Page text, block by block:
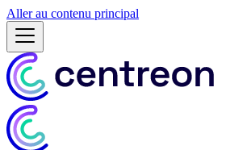
Aller au contenu principal